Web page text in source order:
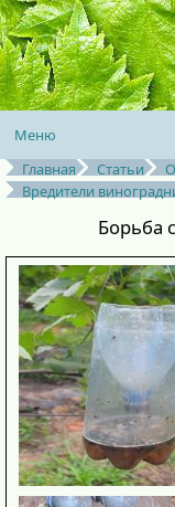
Меню
Главная
Статьи
Вредители
Борьба